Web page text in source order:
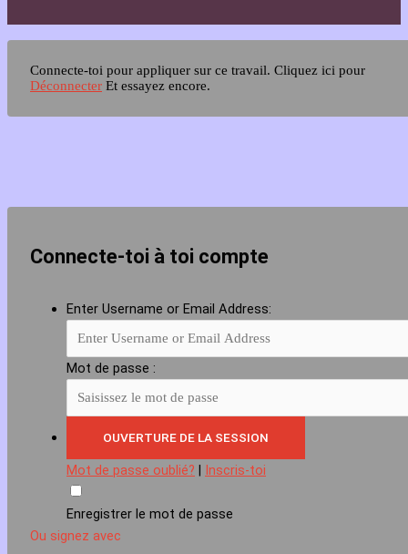
Connecte-toi pour appliquer sur ce travail. Cliquez ici pour
Déconnecter Et essayez encore.
Connecte-toi à toi compte
Enter Username or Email Address:
Mot de passe :
Mot de passe oublié? | Inscris-toi
Enregistrer le mot de passe
Ou signez avec